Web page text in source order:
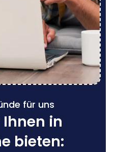
für uns
in
bieten: